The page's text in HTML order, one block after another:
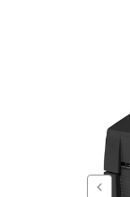
chevron_left